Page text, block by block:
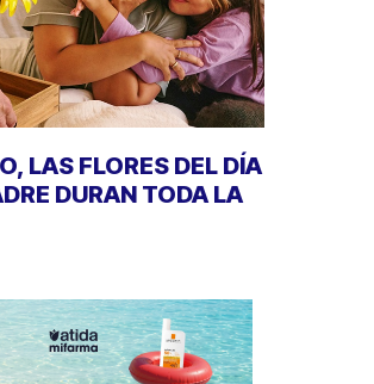
LAS FLORES DEL DÍA
DURAN TODA LA